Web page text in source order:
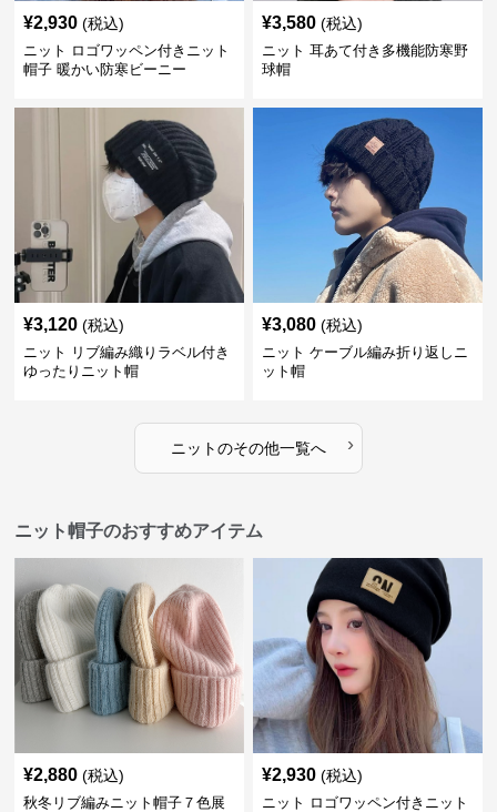
¥2,930 (税込)
ニット ロゴワッペン付きニット
帽子 暖かい防寒ビーニー
¥3,580 (税込)
ニット 耳あて付き多機能防寒野
球帽
¥3,120 (税込)
ニット リブ編み織りラベル付き
ゆったりニット帽
¥3,080 (税込)
ニット ケーブル編み折り返しニ
ット帽
ニットのその他一覧へ ›
ニット帽子のおすすめアイテム
¥2,880 (税込)
秋冬リブ編みニット帽子７色展
¥2,930 (税込)
ニット ロゴワッペン付きニット